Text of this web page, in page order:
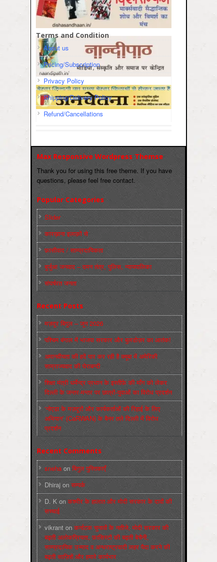
Terms and Condition
About us
Pricing/Subscription
Privacy Policy
Shipping/Delivery Policy
Refund/Cancellations
Max Responsive Wordpress Themse
Thank you for using this free theme. If you have
questions, please feel free contact.
Popular Categories
Slider
कारख़ाना इलाक़ों से
फ़ासीवाद / साम्‍प्रदायिकता
बुर्जुआ जनवाद – दमन तंत्र, पुलिस, न्‍यायपालिका
संघर्षरत जनता
Recent Posts
मज़दूर बिगुल – जून 2026
पश्चिम बंगाल में भाजपा सरकार और बुलडोज़र का आतंक!
अमानवीयता की हदें पार कर रही है क्यूबा में अमेरिकी
साम्राज्यवाद की घेराबन्दी
शिक्षा मंत्री धर्मेन्द्र प्रधान के इस्तीफ़े की माँग को लेकर
दिल्ली के जन्तर-मन्तर पर छात्रों-युवाओं का विरोध प्रदर्शन
‘नोएडा के मज़दूरों और कार्यकर्ताओं की रिहाई के लिए
अभियान’ (CaRWAN) के बैनर तले दिल्ली में विरोध
प्रदर्शन
Recent Comments
sneha on बिगुल पुस्तिकाएँ
Dhiraj on सम्पर्क
D. K on कश्मीर के हालात और मोदी सरकार के दावों की
सच्चाई
vikrant onकर्नाटक चुनावों के नतीजे, मोदी सरकार की
बढ़ती अलोकप्रियता, फ़ासिस्टों की बढ़ती बेचैनी,
साम्प्रदायिक उन्माद व अन्धराष्ट्रवादी लहर पैदा करने की
बढ़ती साज़िशें और हमारे कार्यभार